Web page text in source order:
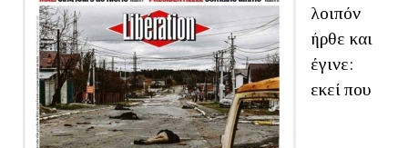
λοιπόν
ήρθε και
έγινε:
εκεί που